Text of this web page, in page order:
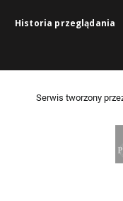
Historia przeglądania
Serwis tworzony